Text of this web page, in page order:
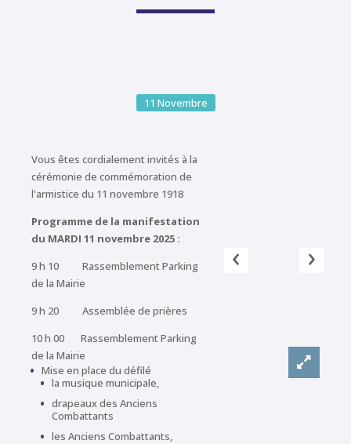
11 Novembre
Vous êtes cordialement invités à la
cérémonie de commémoration de
l'armistice du 11 novembre 1918
Programme de la manifestation
du MARDI 11 novembre 2025 :
9 h 10 Rassemblement Parking
de la Mairie
9 h 20 Assemblée de prières
10 h 00 Rassemblement Parking
de la Mairie
Mise en place du défilé
la musique municipale,
drapeaux des Anciens
Combattants
les Anciens Combattants,
‹ ›